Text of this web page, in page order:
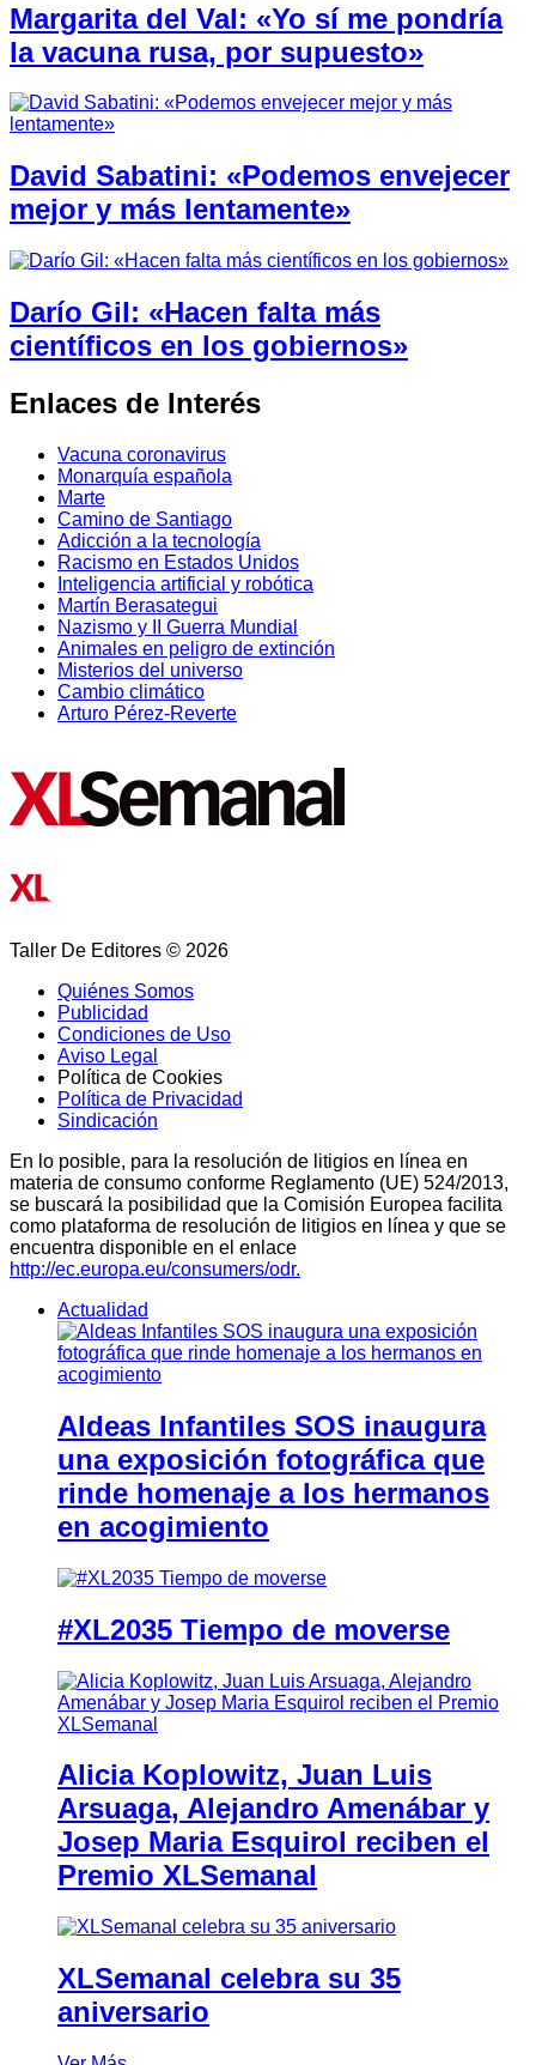
Margarita del Val: «Yo sí me pondría
la vacuna rusa, por supuesto»
David Sabatini: «Podemos envejecer
mejor y más lentamente»
Darío Gil: «Hacen falta más
científicos en los gobiernos»
Enlaces de Interés
Vacuna coronavirus
Monarquía española
Marte
Camino de Santiago
Adicción a la tecnología
Racismo en Estados Unidos
Inteligencia artificial y robótica
Martín Berasategui
Nazismo y II Guerra Mundial
Animales en peligro de extinción
Misterios del universo
Cambio climático
Arturo Pérez-Reverte
Taller De Editores © 2026
Quiénes Somos
Publicidad
Condiciones de Uso
Aviso Legal
Política de Cookies
Política de Privacidad
Sindicación
En lo posible, para la resolución de litigios en línea en
materia de consumo conforme Reglamento (UE) 524/2013,
se buscará la posibilidad que la Comisión Europea facilita
como plataforma de resolución de litigios en línea y que se
encuentra disponible en el enlace
http://ec.europa.eu/consumers/odr.
Actualidad
Aldeas Infantiles SOS inaugura
una exposición fotográfica que
rinde homenaje a los hermanos
en acogimiento
#XL2035 Tiempo de moverse
Alicia Koplowitz, Juan Luis
Arsuaga, Alejandro Amenábar y
Josep Maria Esquirol reciben el
Premio XLSemanal
XLSemanal celebra su 35
aniversario